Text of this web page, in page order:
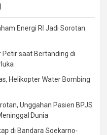
Energi RI Jadi Sorotan
saat Bertanding di
Helikopter Water Bombing
Unggahan Pasien BPJS
Dunia
di Bandara Soekarno-